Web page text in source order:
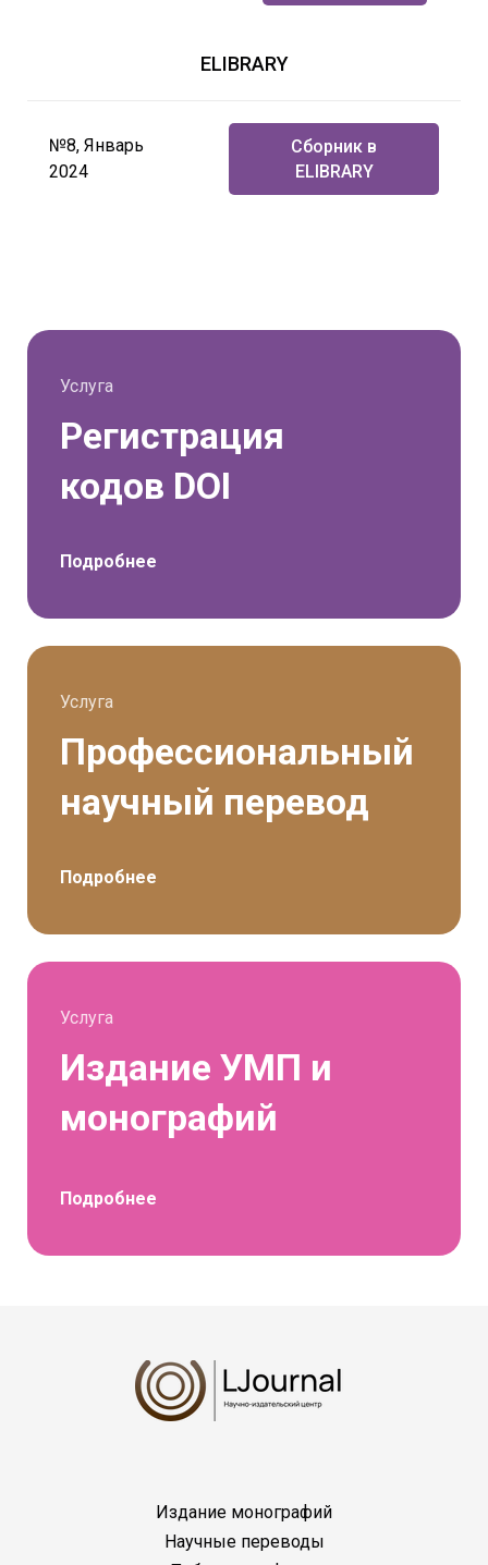
ELIBRARY
№8, Январь
2024
Сборник в
ELIBRARY
Услуга
Регистрация
кодов DOI
Подробнее
Услуга
Профессиональный
научный перевод
Подробнее
Услуга
Издание УМП и
монографий
Подробнее
Издание монографий
Научные переводы